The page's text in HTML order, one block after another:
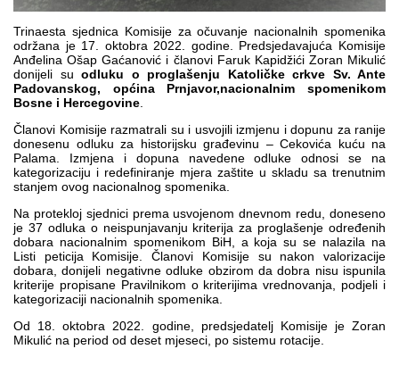
Trinaesta sjednica Komisije za očuvanje nacionalnih spomenika
održana je 17. oktobra 2022. godine. Predsjedavajuća Komisije
Anđelina Ošap Gaćanović i članovi Faruk Kapidžići Zoran Mikulić
donijeli su odluku o proglašenju Katoličke crkve Sv. Ante
Padovanskog, općina Prnjavor,nacionalnim spomenikom
Bosne i Hercegovine
Članovi Komisije razmatrali su i usvojili izmjenu i dopunu za ranije
donesenu odluku za historijsku građevinu – Cekovića kuću na
Palama. Izmjena i dopuna navedene odluke odnosi se na
kategorizaciju i redefiniranje mjera zaštite u skladu sa trenutnim
stanjem ovog nacionalnog spomenika.
Na protekloj sjednici prema usvojenom dnevnom redu, doneseno
je 37 odluka o neispunjavanju kriterija za proglašenje određenih
dobara nacionalnim spomenikom BiH, a koja su se nalazila na
Listi peticija Komisije. Članovi Komisije su nakon valorizacije
dobara, donijeli negativne odluke obzirom da dobra nisu ispunila
kriterije propisane Pravilnikom o kriterijima vrednovanja, podjeli i
kategorizaciji nacionalnih spomenika.
Od 18. oktobra 2022. godine, predsjedatelj Komisije je Zoran
Mikulić na period od deset mjeseci, po sistemu rotacije.